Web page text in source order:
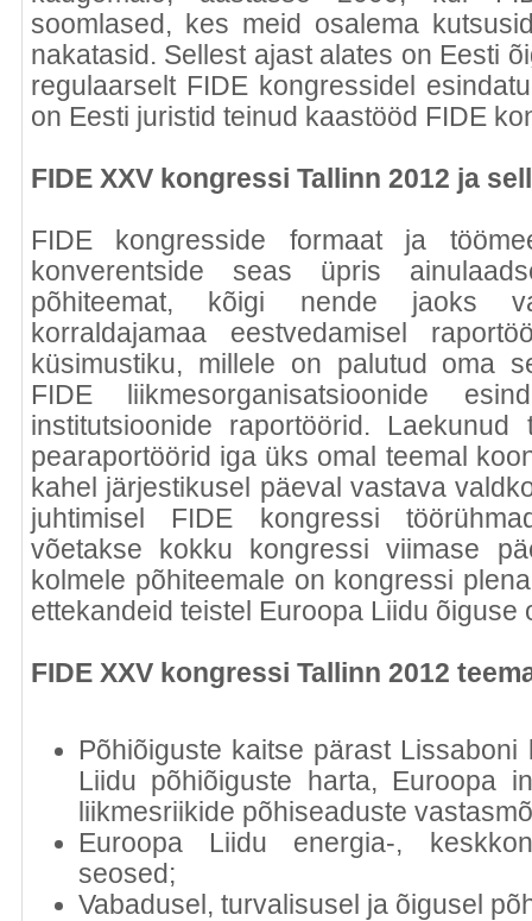
soomlased, kes meid osalema
nakatasid. Sellest ajast alates on Eesti
regulaarselt FIDE kongressidel
on Eesti juristid teinud kaastööd FIDE
FIDE XXV kongressi Tallinn 2012 ja
FIDE kongresside formaat ja
konverentside seas üpris
põhiteemat, kõigi nende jaoks
korraldajamaa eestvedamisel
küsimustiku, millele on palutud oma
FIDE liikmesorganisatsioonide
institutsioonide raportöörid. Laekunud
pearaportöörid iga üks omal teemal
kahel järjestikusel päeval vastava
juhtimisel FIDE kongressi
võetakse kokku kongressi viimase
kolmele põhiteemale on kongressi
ettekandeid teistel Euroopa Liidu õiguse
FIDE XXV kongressi Tallinn 2012
Põhiõiguste kaitse pärast
Liidu põhiõiguste harta, Euroopa
liikmesriikide põhiseaduste
Euroopa Liidu energia-,
seosed;
Vabadusel, turvalisusel ja õigusel